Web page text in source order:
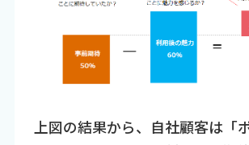
上図の結果から、自社顧客は「